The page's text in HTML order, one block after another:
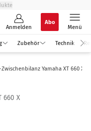
Anmelden
Abo
Menü
Zubehör Technik
Yamaha XT 660 X
660 X